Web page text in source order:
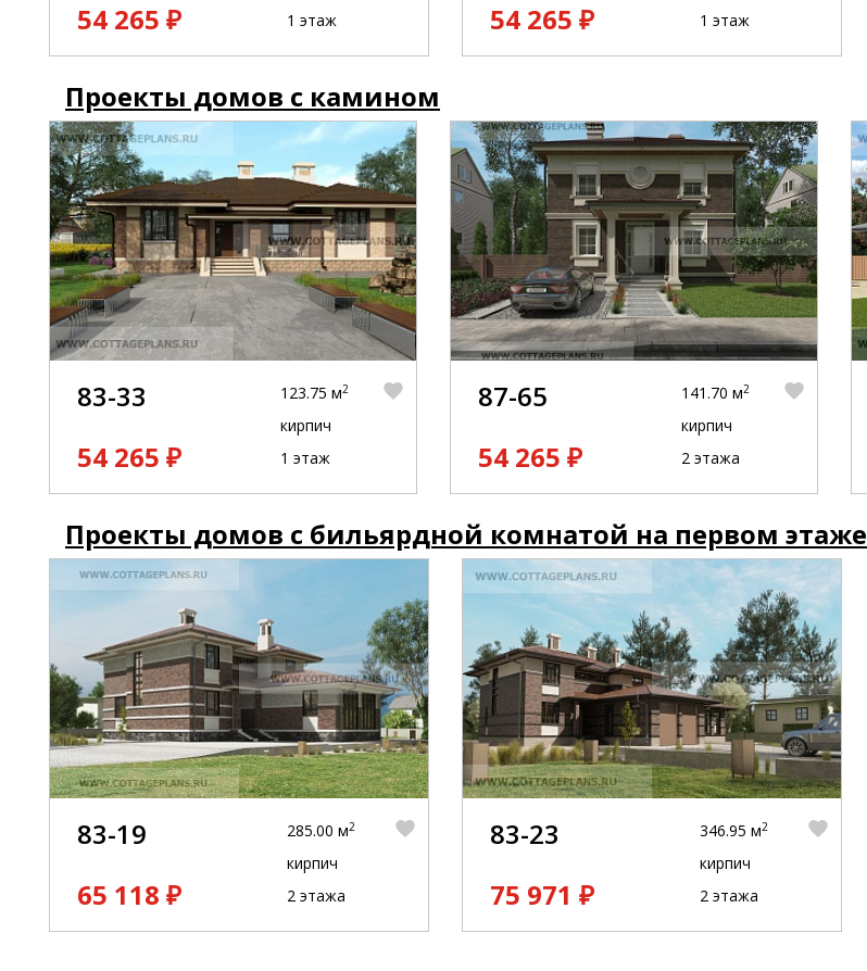
54 265 ₽
1 этаж
54 265 ₽
1 этаж
Проекты домов с камином
83-33
54 265 ₽
123.75 м2
кирпич
1 этаж
87-65
54 265 ₽
141.70 м2
кирпич
2 этажа
Проекты домов с бильярдной комнатой на первом этаже
83-19
65 118 ₽
285.00 м2
кирпич
2 этажа
83-23
75 971 ₽
346.95 м2
кирпич
2 этажа